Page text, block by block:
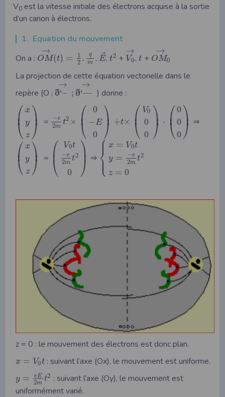
V0 est la vitesse initiale des électrons acquise à la sortie
d’un canon à électrons.
1. Equation du mouvement
On a : OM
→
(t) =
1
2 .
q
m . E⃗. t2 + V0
→
. t + OM0
→
La projection de cette équation vectorielle dans le
repère (O ; ð‘–
→
; ð‘—
→
) donne :
⎛
⎝
⎜ x
y
z
⎞
⎠⎟ = −e
2m t2 × ⎛
⎝
⎜
0
−E
0
⎞
⎠⎟ +t× ⎛
⎝
⎜ V0
0
0
⎞
⎠⎟ ⋅ ⎛
⎝
⎜ 0
0
0
⎞
⎠⎟ ⇒
⎛
⎝
⎜ x
y
z
⎞
⎠⎟ = ⎛
⎝
⎜
V0t
−e
2m t2
0
⎞
⎠⎟ ⇒ ⎧
⎩
⎨⎪
⎪
x = V0t
y = −e
2m t2
z = 0
z = 0 : le mouvement des électrons est donc plan.
x = V0t : suivant l’axe (Ox), le mouvement est uniforme.
y = eE
2m t2 : suivant l’axe (Oy), le mouvement est
uniformément varié.